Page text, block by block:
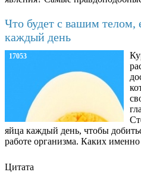
Что будет с вашим телом,
каждый день
17053
яйца каждый день, чтобы
работе организма. Каких именно
Цитата